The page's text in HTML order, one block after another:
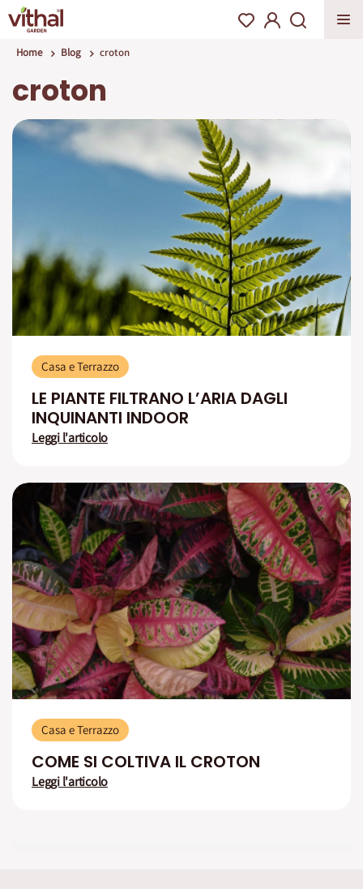
Home Blog croton
croton
Casa e Terrazzo
LE PIANTE FILTRANO L’ARIA DAGLI
INQUINANTI INDOOR
Leggi l'articolo
Casa e Terrazzo
COME SI COLTIVA IL CROTON
Leggi l'articolo